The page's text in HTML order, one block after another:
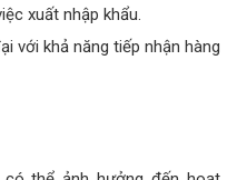
xuất nhập khẩu.
với khả năng tiếp nhận hàng